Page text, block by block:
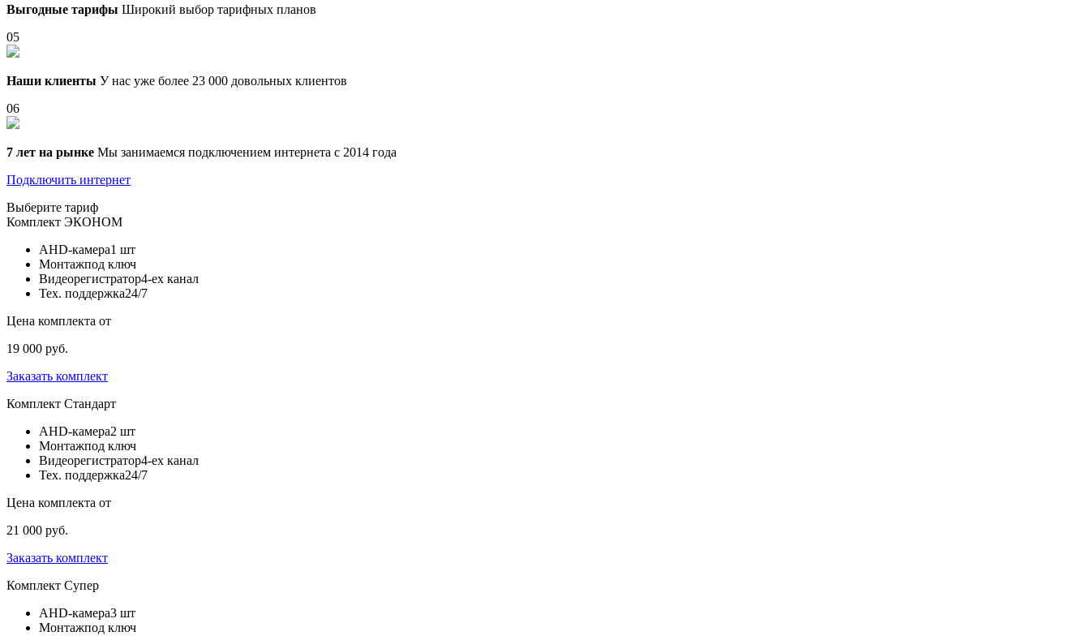
Выгодные тарифы Широкий выбор тарифных планов
05
Наши клиенты У нас уже более 23 000 довольных клиентов
06
7 лет на рынке Мы занимаемся подключением интернета с 2014 года
Подключить интернет
Выберите тариф
Комплект ЭКОНОМ
AHD-камера1 шт
Монтажпод ключ
Видеорегистратор4-ех канал
Тех. поддержка24/7
Цена комплекта от
19 000 руб.
Заказать комплект
Комплект Стандарт
AHD-камера2 шт
Монтажпод ключ
Видеорегистратор4-ех канал
Тех. поддержка24/7
Цена комплекта от
21 000 руб.
Заказать комплект
Комплект Супер
AHD-камера3 шт
Монтажпод ключ